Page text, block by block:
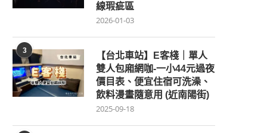
線瑕疵區
2026-01-03
3
【台北車站】E客棧｜單人
雙人包廂網咖-一小44元過夜
價目表、便宜住宿可洗澡、
飲料漫畫隨意用 (近南陽街)
2025-09-18